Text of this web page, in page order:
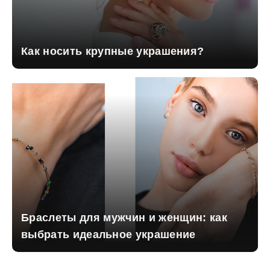
Как носить крупные украшения?
Браслеты для мужчин и женщин: как
выбрать идеальное украшение